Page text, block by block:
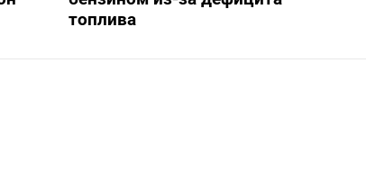
топлива